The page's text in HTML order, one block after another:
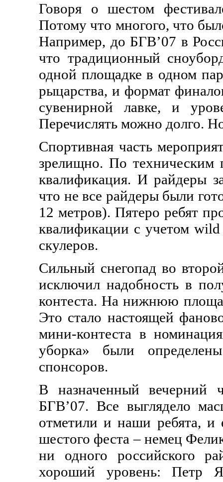
Говоря о шестом
Потому что многого, что
Например, до БГВ’07 в
что традиционный
одной площадке в одном
рыцарства, и формат
сувенирной лавке, и
Перечислять можно долго.
Спортивная часть
зрелищно. По техническим
квалификация. И райдеры
что не все райдеры были
12 метров). Пятеро ребят
квалификации с учетом
скулеров.
Сильный снегопад во
исключил надобность в
контеста. На нижнюю
Это стало настоящей
мини-контеста в
уборка» были
спонсоров.
В назначенный вечерний
БГВ’07. Все выглядело
отметили и наши ребята, и
шестого феста – немец
ни одного российского
хороший уровень: Петр